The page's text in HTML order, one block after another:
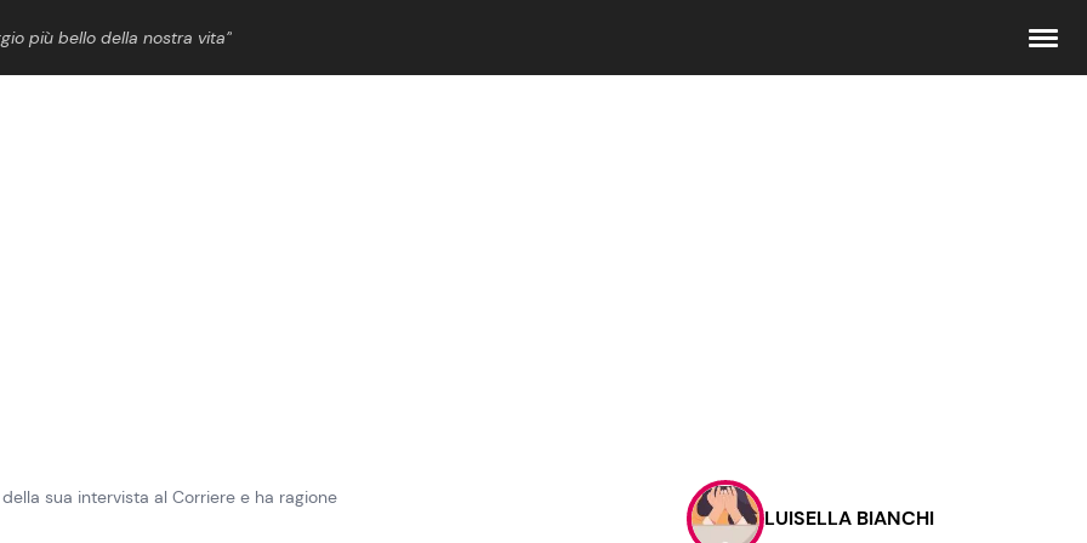
più bello della nostra vita”
Contattaci
Pubblicità
sua intervista al Corriere e ha ragione
LUISELLA BIANCHI